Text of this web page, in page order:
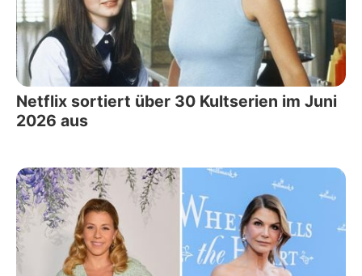
Netflix sortiert über 30 Kultserien im Juni
2026 aus